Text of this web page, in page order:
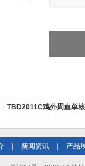
TBD2011C鸡外周血单
新闻资讯 产品